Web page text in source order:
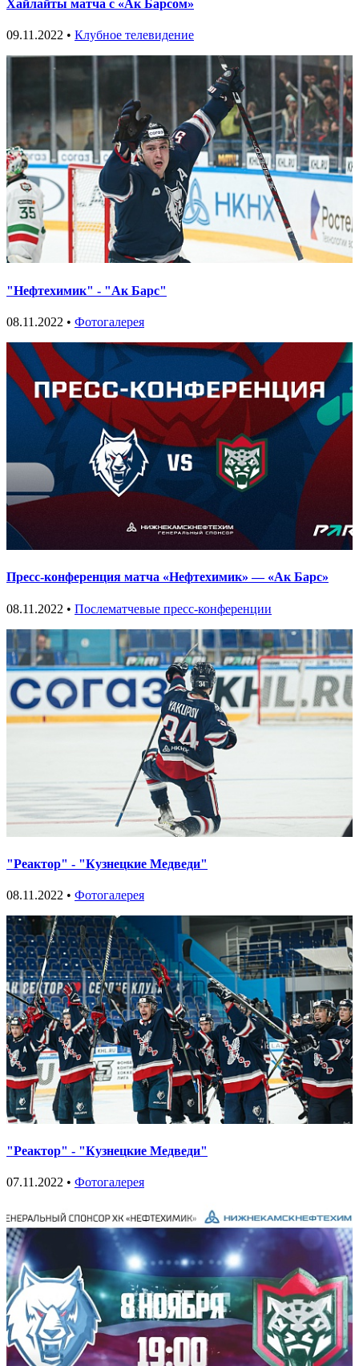
Хайлайты матча с «Ак Барсом»
09.11.2022 • Клубное телевидение
"Нефтехимик" - "Ак Барс"
08.11.2022 • Фотогалерея
Пресс-конференция матча «Нефтехимик» — «Ак Барс»
08.11.2022 • Послематчевые пресс-конференции
"Реактор" - "Кузнецкие Медведи"
08.11.2022 • Фотогалерея
"Реактор" - "Кузнецкие Медведи"
07.11.2022 • Фотогалерея